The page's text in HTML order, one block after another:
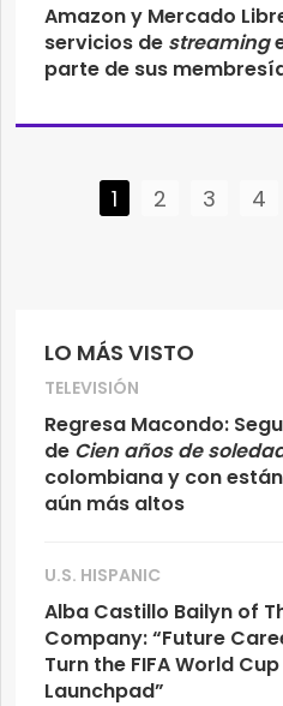
LO MÁS VISTO
TELEVISIÓN
Regresa Macondo:
de Cien años de
colombiana y con
aún más altos
U.S. HISPANIC
Alba Castillo Bailyn of
Company: “Future
Turn the FIFA World
Launchpad”
Amazon y Mercado
servicios de streaming
parte de sus
1 2 3 4